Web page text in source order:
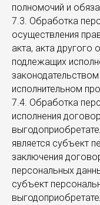
полномочий и
7.3. Обработка
осуществления
акта, акта другого
подлежащих
исполнительном
7.4. Обработка
исполнения
является субъект
заключения
персональных
субъект